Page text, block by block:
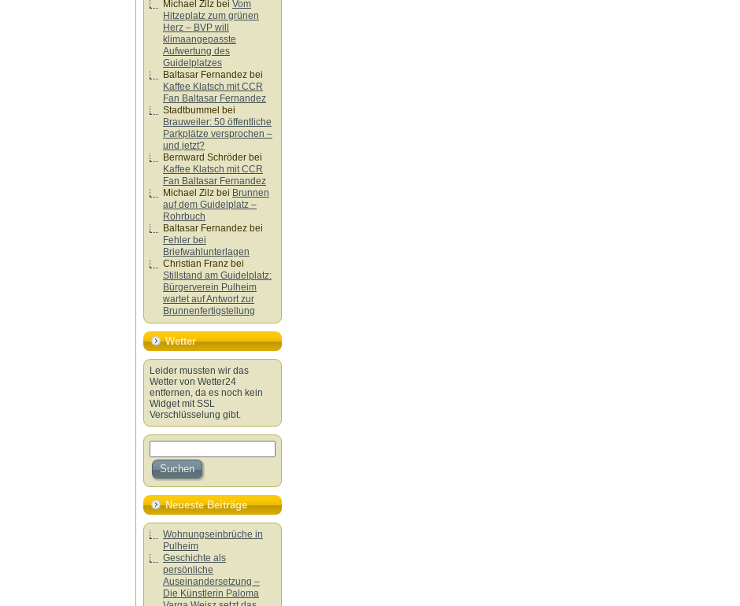
Michael Zilz bei Vom
Hitzeplatz zum grünen
Herz – BVP will
klimaangepasste
Aufwertung des
Guidelplatzes
Baltasar Fernandez bei
Kaffee Klatsch mit CCR
Fan Baltasar Fernandez
Stadtbummel bei
Brauweiler: 50 öffentliche
Parkplätze versprochen –
und jetzt?
Bernward Schröder bei
Kaffee Klatsch mit CCR
Fan Baltasar Fernandez
Michael Zilz bei Brunnen
auf dem Guidelplatz –
Rohrbuch
Baltasar Fernandez bei
Fehler bei
Briefwahlunterlagen
Christian Franz bei
Stillstand am Guidelplatz:
Bürgerverein Pulheim
wartet auf Antwort zur
Brunnenfertigstellung
Wetter
Leider mussten wir das
Wetter von Wetter24
entfernen, da es noch kein
Widget mit SSL
Verschlüsselung gibt.
Neueste Beiträge
Wohnungseinbrüche in
Pulheim
Geschichte als
persönliche
Auseinandersetzung –
Die Künstlerin Paloma